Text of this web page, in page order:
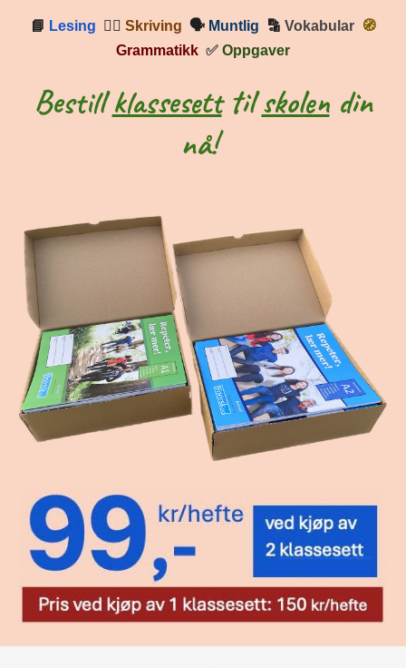
📘 Lesing ✍🏼 Skriving 🗣 Muntlig 🔡 Vokabular
🧭
Grammatikk ✅ Oppgaver
Bestillklassesetttilskolendin
nå!